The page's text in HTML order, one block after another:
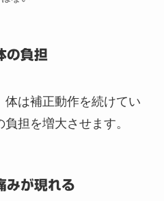
の負担
は補正動作を続けてい
担を増大させます。
みが現れる